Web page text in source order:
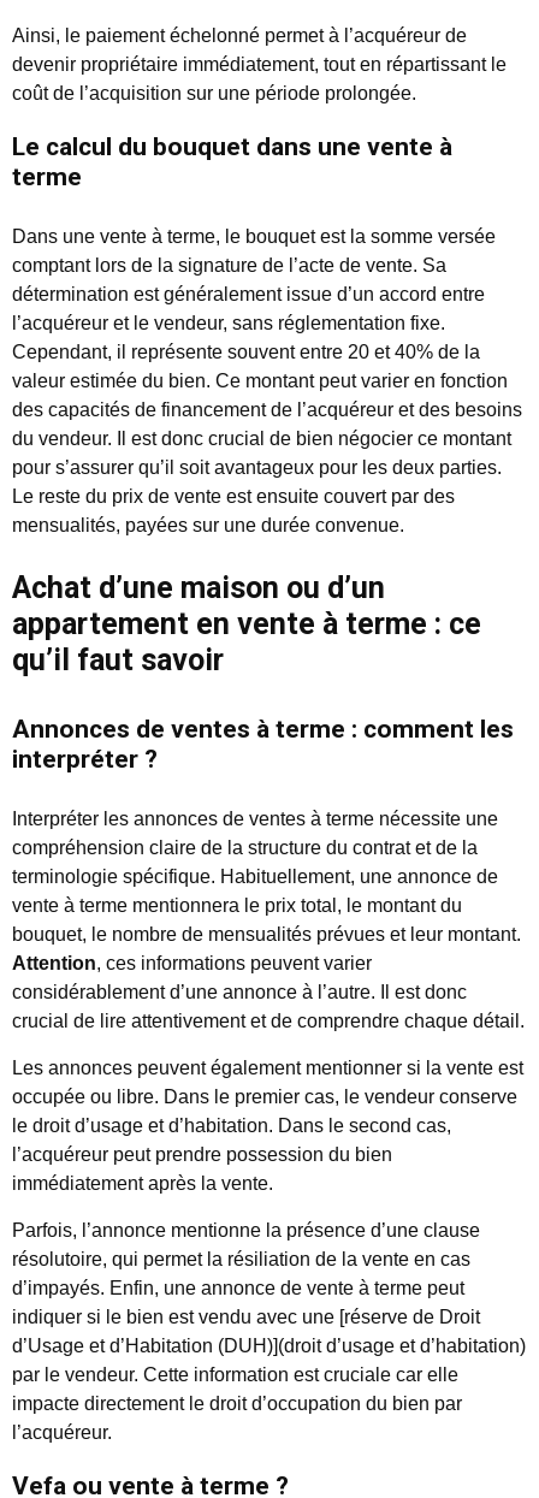
Ainsi, le paiement échelonné permet à l’acquéreur de
devenir propriétaire immédiatement, tout en répartissant le
coût de l’acquisition sur une période prolongée.
Le calcul du bouquet dans une vente à
terme
Dans une vente à terme, le bouquet est la somme versée
comptant lors de la signature de l’acte de vente. Sa
détermination est généralement issue d’un accord entre
l’acquéreur et le vendeur, sans réglementation fixe.
Cependant, il représente souvent entre 20 et 40% de la
valeur estimée du bien. Ce montant peut varier en fonction
des capacités de financement de l’acquéreur et des besoins
du vendeur. Il est donc crucial de bien négocier ce montant
pour s’assurer qu’il soit avantageux pour les deux parties.
Le reste du prix de vente est ensuite couvert par des
mensualités, payées sur une durée convenue.
Achat d’une maison ou d’un
appartement en vente à terme : ce
qu’il faut savoir
Annonces de ventes à terme : comment les
interpréter ?
Interpréter les annonces de ventes à terme nécessite une
compréhension claire de la structure du contrat et de la
terminologie spécifique. Habituellement, une annonce de
vente à terme mentionnera le prix total, le montant du
bouquet, le nombre de mensualités prévues et leur montant.
Attention, ces informations peuvent varier
considérablement d’une annonce à l’autre. Il est donc
crucial de lire attentivement et de comprendre chaque détail.
Les annonces peuvent également mentionner si la vente est
occupée ou libre. Dans le premier cas, le vendeur conserve
le droit d’usage et d’habitation. Dans le second cas,
l’acquéreur peut prendre possession du bien
immédiatement après la vente.
Parfois, l’annonce mentionne la présence d’une clause
résolutoire, qui permet la résiliation de la vente en cas
d’impayés. Enfin, une annonce de vente à terme peut
indiquer si le bien est vendu avec une [réserve de Droit
d’Usage et d’Habitation (DUH)](droit d’usage et d’habitation)
par le vendeur. Cette information est cruciale car elle
impacte directement le droit d’occupation du bien par
l’acquéreur.
Vefa ou vente à terme ?